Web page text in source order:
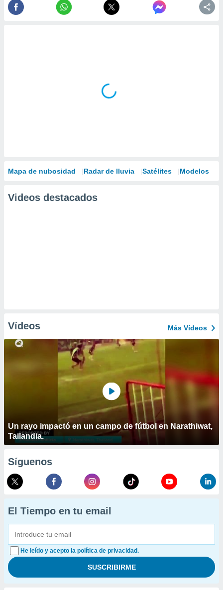
Mapa de nubosidad Radar de lluvia Satélites Modelos
Videos destacados
Vídeos Más Vídeos
Un rayo impactó en un campo de fútbol en Narathiwat,
Tailandia.
Síguenos
El Tiempo en tu email
He leído y acepto la política de privacidad.